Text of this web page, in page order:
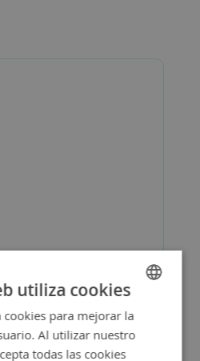
SPANISH
ENGLISH
utiliza cookies
cookies para mejorar la
Al utilizar nuestro
todas las cookies